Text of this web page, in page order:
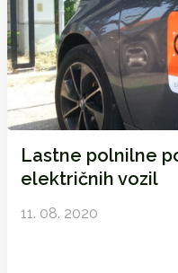
Lastne polnilne
električnih vozil
11. 08. 2020